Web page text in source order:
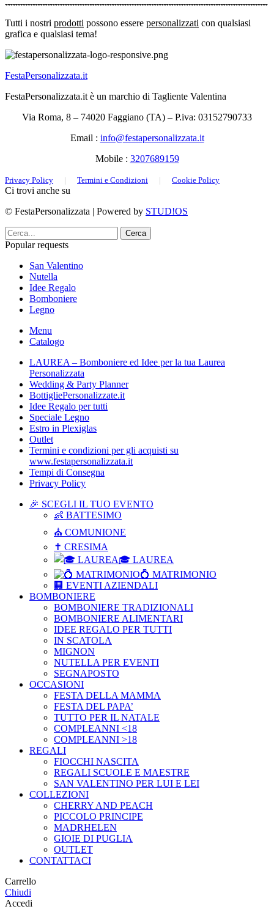
Tutti i nostri prodotti possono essere personalizzati con qualsiasi
grafica e qualsiasi tema!
FestaPersonalizzata.it
FestaPersonalizzata.it è un marchio di Tagliente Valentina
Via Roma, 8 – 74020 Faggiano (TA) – P.iva: 03152790733
Email : info@festapersonalizzata.it
Mobile : 3207689159
Privacy Policy | Termini e Condizioni | Cookie Policy
Ci trovi anche su
© FestaPersonalizzata | Powered by STUD!OS
Cerca
Popular requests
San Valentino
Nutella
Idee Regalo
Bomboniere
Legno
Menu
Catalogo
LAUREA – Bomboniere ed Idee per la tua Laurea
Personalizzata
Wedding & Party Planner
BottigliePersonalizzate.it
Idee Regalo per tutti
Speciale Legno
Estro in Plexiglas
Outlet
Termini e condizioni per gli acquisti su
www.festapersonalizzata.it
Tempi di Consegna
Privacy Policy
🎉 SCEGLI IL TUO EVENTO
👶 BATTESIMO
⛪ COMUNIONE
✝ CRESIMA
🎓 LAUREA
💍 MATRIMONIO
🏢 EVENTI AZIENDALI
BOMBONIERE
BOMBONIERE TRADIZIONALI
BOMBONIERE ALIMENTARI
IDEE REGALO PER TUTTI
IN SCATOLA
MIGNON
NUTELLA PER EVENTI
SEGNAPOSTO
OCCASIONI
FESTA DELLA MAMMA
FESTA DEL PAPA’
TUTTO PER IL NATALE
COMPLEANNI <18
COMPLEANNI >18
REGALI
FIOCCHI NASCITA
REGALI SCUOLE E MAESTRE
SAN VALENTINO PER LUI E LEI
COLLEZIONI
CHERRY AND PEACH
PICCOLO PRINCIPE
MADRHELEN
GIOIE DI PUGLIA
OUTLET
CONTATTACI
Carrello
Chiudi
Accedi